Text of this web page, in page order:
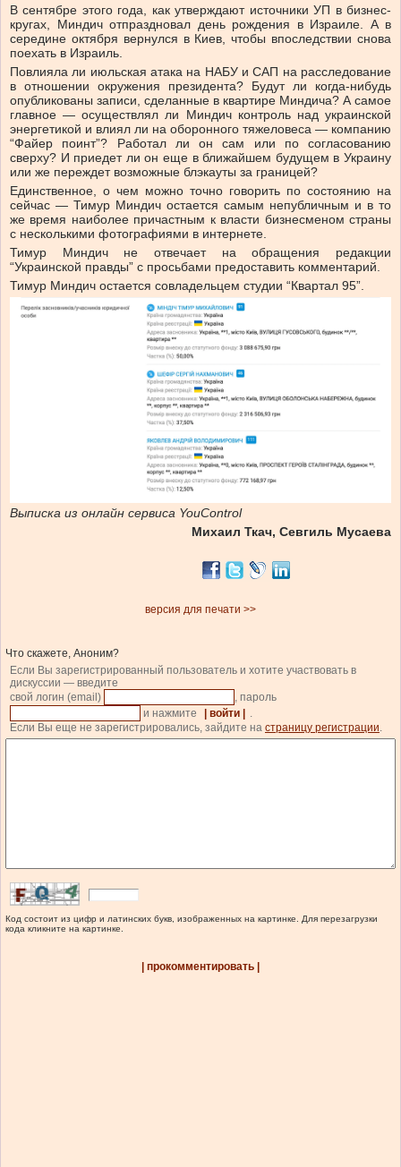
В сентябре этого года, как утверждают источники УП в бизнес-
кругах, Миндич отпраздновал день рождения в Израиле. А в
середине октября вернулся в Киев, чтобы впоследствии снова
поехать в Израиль.
Повлияла ли июльская атака на НАБУ и САП на расследование
в отношении окружения президента? Будут ли когда-нибудь
опубликованы записи, сделанные в квартире Миндича? А самое
главное — осуществлял ли Миндич контроль над украинской
энергетикой и влиял ли на оборонного тяжеловеса — компанию
“Файер поинт”? Работал ли он сам или по согласованию
сверху? И приедет ли он еще в ближайшем будущем в Украину
или же переждет возможные блэкауты за границей?
Единственное, о чем можно точно говорить по состоянию на
сейчас — Тимур Миндич остается самым непубличным и в то
же время наиболее причастным к власти бизнесменом страны
с несколькими фотографиями в интернете.
Тимур Миндич не отвечает на обращения редакции
“Украинской правды” с просьбами предоставить комментарий.
Тимур Миндич остается совладельцем студии “Квартал 95”.
Выписка из онлайн сервиса YouControl
Михаил Ткач, Севгиль Мусаева
версия для печати >>
Что скажете, Аноним?
Если Вы зарегистрированный пользователь и хотите участвовать в
дискуссии — введите
свой логин (email)
, пароль
и нажмите
| войти |
.
Если Вы еще не зарегистрировались, зайдите на страницу регистрации.
Код состоит из цифр и латинских букв, изображенных на картинке. Для перезагрузки
кода кликните на картинке.
| прокомментировать |